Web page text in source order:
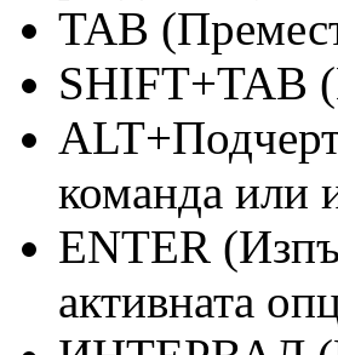
TAB
SHIFT+TAB
команда или
ENTER
активната